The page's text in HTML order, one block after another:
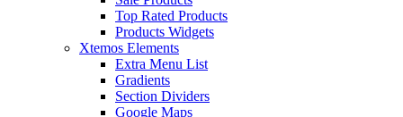
Top Rated Products
Products Widgets
Xtemos Elements
Extra Menu List
Gradients
Section Dividers
Google Maps